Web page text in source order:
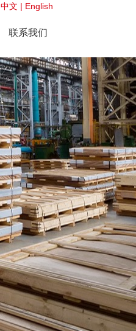
中文 | English
联系我们